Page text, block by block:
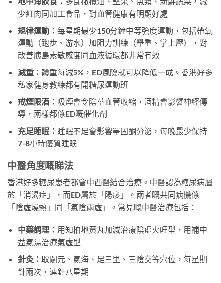
少紅肉同加工食品，對血管健康有明顯好處
規律運動： 每星期最少150分鐘中等強度運動，包括帶氧
運動（跑步、游水）加阻力訓練（舉重、掌上壓），對
改善胰島素敏感度同血液循環都非常有效
減重： 體重每減5%，ED風險就可以降低一成。香港好多
私家健身教練都有開糖尿運動班
戒煙限酒： 吸煙會令陰莖血管收縮，酒精會影響神經傳
導，兩樣都係ED嘅催化劑
充足睡眠： 睡眠不足會影響睪固酮分泌，每晚最少保持
7-8小時優質睡眠
中醫角度嘅睇法
香港好多糖尿患者都會中西醫結合治療。中醫認為糖尿病屬
於「消渴症」，而ED屬於「陽痿」。兩者嘅共同病機係
「陰虛燥熱」同「氣陰兩虛」。常見嘅中醫治療包括：
中藥調理： 用知柏地黃丸加減治療陰虛火旺型，用補中
益氣湯治療氣虛型
針灸： 取關元、氣海、足三里、三陰交等穴位，每星期
針兩次，連針八星期